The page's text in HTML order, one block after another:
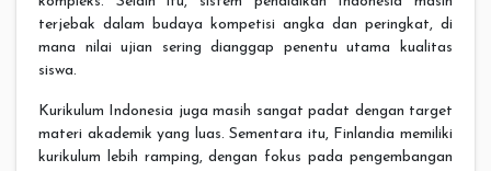
terjebak dalam budaya kompetisi angka dan peringkat, di
mana nilai ujian sering dianggap penentu utama kualitas
siswa.
Kurikulum Indonesia juga masih sangat padat dengan target
materi akademik yang luas. Sementara itu, Finlandia memiliki
kurikulum lebih ramping, dengan fokus pada pengembangan